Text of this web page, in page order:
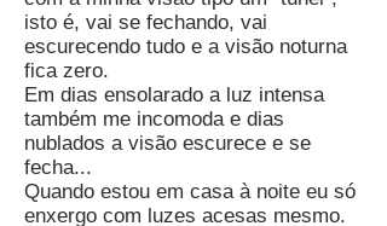
isto é, vai se fechando, vai
escurecendo tudo e a visão noturna
fica zero.
Em dias ensolarado a luz intensa
também me incomoda e dias
nublados a visão escurece e se
fecha...
Quando estou em casa à noite eu só
enxergo com luzes acesas mesmo.